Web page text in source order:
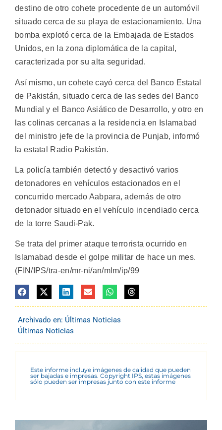
destino de otro cohete procedente de un automóvil
situado cerca de su playa de estacionamiento. Una
bomba explotó cerca de la Embajada de Estados
Unidos, en la zona diplomática de la capital,
caracterizada por su alta seguridad.
Así mismo, un cohete cayó cerca del Banco Estatal
de Pakistán, situado cerca de las sedes del Banco
Mundial y el Banco Asiático de Desarrollo, y otro en
las colinas cercanas a la residencia en Islamabad
del ministro jefe de la provincia de Punjab, informó
la estatal Radio Pakistán.
La policía también detectó y desactivó varios
detonadores en vehículos estacionados en el
concurrido mercado Aabpara, además de otro
detonador situado en el vehículo incendiado cerca
de la torre Saudi-Pak.
Se trata del primer ataque terrorista ocurrido en
Islamabad desde el golpe militar de hace un mes.
(FIN/IPS/tra-en/mr-ni/an/mlm/ip/99
Archivado en: Últimas Noticias
Últimas Noticias
Este informe incluye imágenes de calidad que pueden
ser bajadas e impresas. Copyright IPS, estas imágenes
sólo pueden ser impresas junto con este informe